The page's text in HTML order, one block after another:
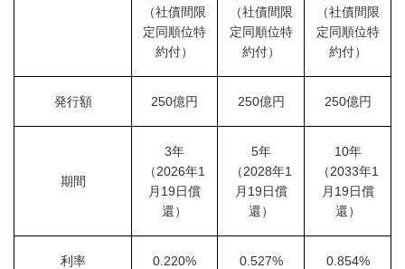
（社債間限
定同順位特
約付）
（社債間限
定同順位特
約付）
（社債間限
定同順位特
約付）
発行額 250億円 250億円 250億円
期間
3年
（2026年1
月19日償
還）
5年
（2028年1
月19日償
還）
10年
（2033年1
月19日償
還）
利率 0.220% 0.527% 0.854%